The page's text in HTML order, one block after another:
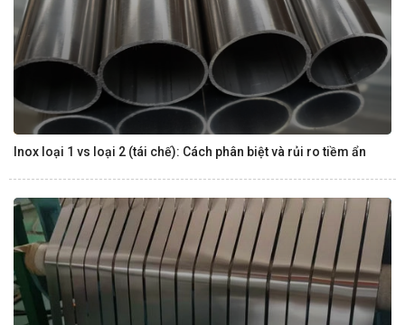
Inox loại 1 vs loại 2 (tái chế): Cách phân biệt và rủi ro tiềm ẩn